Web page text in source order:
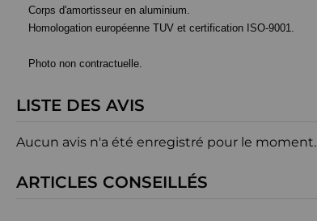
Corps d'amortisseur en aluminium.
Homologation européenne TUV et certification ISO-9001.
Photo non contractuelle.
LISTE DES AVIS
Aucun avis n'a été enregistré pour le moment.
ARTICLES CONSEILLÉS